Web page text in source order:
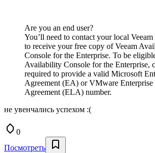
Are you an end user?
You’ll need to contact your local Veeam
to receive your free copy of Veeam
Console for the Enterprise. To be
Availability Console for the Enterprise,
required to provide a valid Microsoft
Agreement (EA) or VMware Enterprise
Agreement (ELA) number.
не увенчались успехом :(
0
Посмотреть